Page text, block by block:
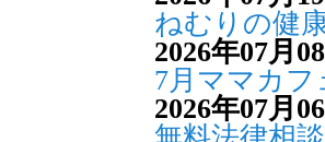
ねむりの健
2026年07月
7月ママカ
2026年07月